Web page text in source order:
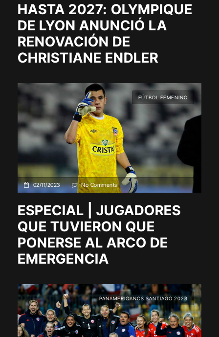
HASTA 2027: OLYMPIQUE
DE LYON ANUNCIÓ LA
RENOVACIÓN DE
CHRISTIANE ENDLER
FÚTBOL FEMENINO
02/11/2023 No Comments
ESPECIAL | JUGADORES
QUE TUVIERON QUE
PONERSE AL ARCO DE
EMERGENCIA
PANAMERICANOS SANTIAGO 2023